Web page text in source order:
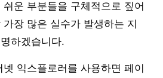
운 부분들을 구체적으로 짚어
장 많은 실수가 발생하는 지
하겠습니다.
익스플로러를 사용하면 페이